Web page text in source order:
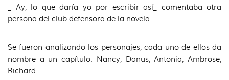
_ Ay, lo que daría yo por escribir así_ comentaba otra
persona del club defensora de la novela.
Se fueron analizando los personajes, cada uno de ellos da
nombre a un capítulo: Nancy, Danus, Antonia, Ambrose,
Richard..